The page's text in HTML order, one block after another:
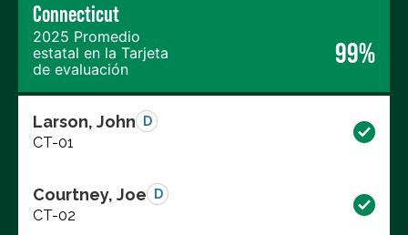
Connecticut
2025 Promedio
estatal en la Tarjeta
de evaluación
99%
Larson, John D
CT-01
Courtney, Joe D
CT-02